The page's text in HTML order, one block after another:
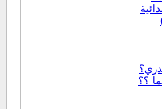
؟؟